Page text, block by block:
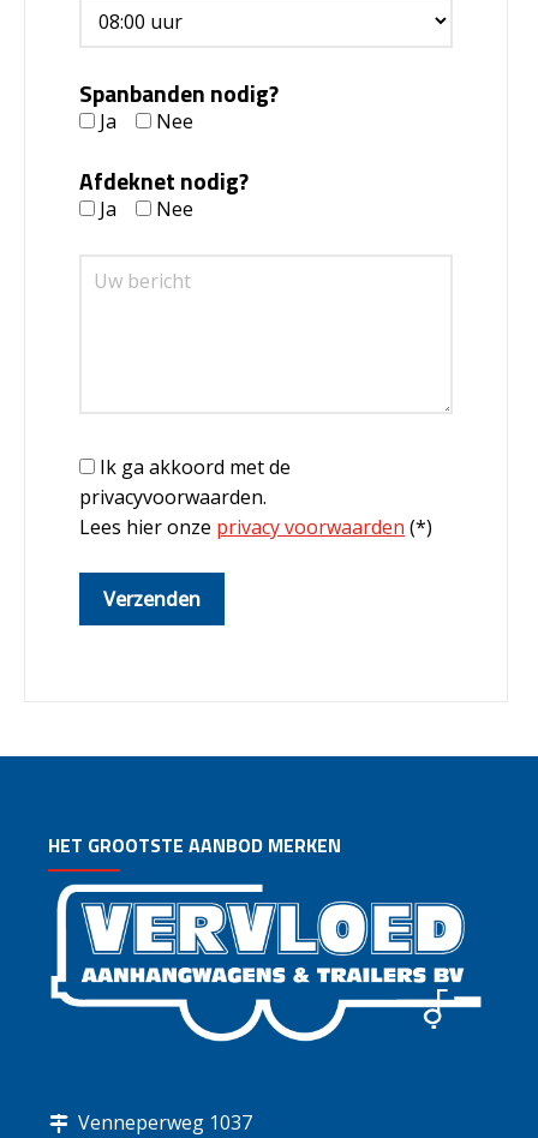
Spanbanden nodig?
Ja Nee
Afdeknet nodig?
Ja Nee
Ik ga akkoord met de
privacyvoorwaarden.
Lees hier onze privacy voorwaarden (*)
HET GROOTSTE AANBOD MERKEN
Venneperweg 1037